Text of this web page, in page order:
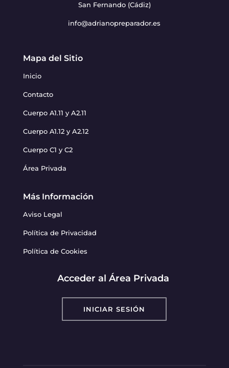
San Fernando (Cádiz)
info@adrianopreparador.es
Mapa del Sitio
Inicio
Contacto
Cuerpo A1.11 y A2.11
Cuerpo A1.12 y A2.12
Cuerpo C1 y C2
Área Privada
Más Información
Aviso Legal
Política de Privacidad
Política de Cookies
Acceder al Área Privada
INICIAR SESIÓN